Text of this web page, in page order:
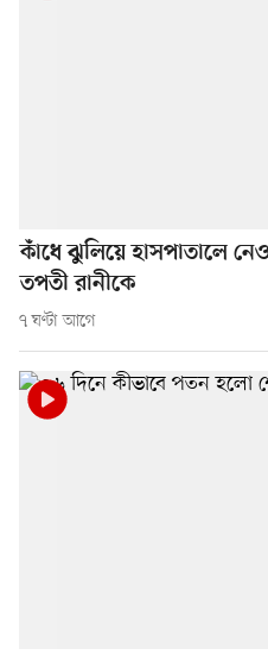
কাঁধে ঝুলিয়ে হাসপাতালে
তপতী রানীকে
৭ ঘণ্টা আগে